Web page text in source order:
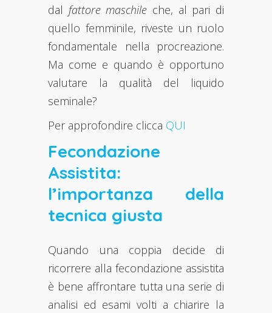
dal fattore maschile che, al pari di
quello femminile, riveste un ruolo
fondamentale nella procreazione.
Ma come e quando è opportuno
valutare la qualità del liquido
seminale?
Per approfondire clicca QUI
Fecondazione
Assistita:
l’importanza della
tecnica giusta
Quando una coppia decide di
ricorrere alla fecondazione assistita
è bene affrontare tutta una serie di
analisi ed esami volti a chiarire la